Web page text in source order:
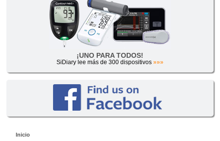
¡UNO PARA TODOS!
SiDiary lee más de 300 dispositivos »»»
Inicio